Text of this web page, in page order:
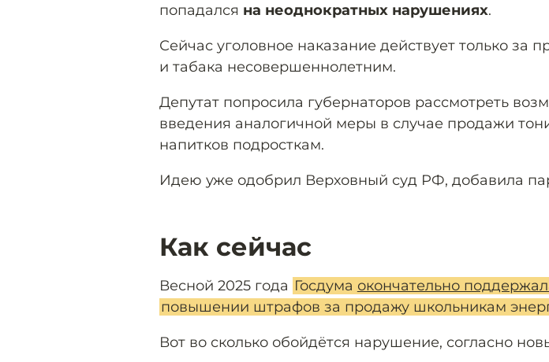
попадался на неоднократных нарушениях.
Сейчас уголовное наказание действует только за
и табака несовершеннолетним.
Депутат попросила губернаторов рассмотреть
введения аналогичной меры в случае продажи
напитков подросткам.
Идею уже одобрил Верховный суд РФ, добавила
Как сейчас
Весной 2025 года Госдума окончательно
повышении штрафов за продажу школьникам
Вот во сколько обойдётся нарушение, согласно